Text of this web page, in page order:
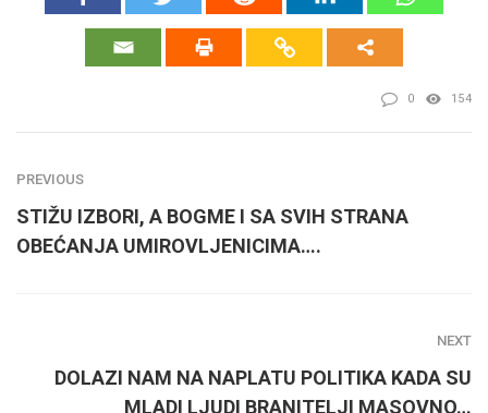
0 154
PREVIOUS
STIŽU IZBORI, A BOGME I SA SVIH STRANA
OBEĆANJA UMIROVLJENICIMA….
NEXT
DOLAZI NAM NA NAPLATU POLITIKA KADA SU
MLADI LJUDI BRANITELJI MASOVNO…